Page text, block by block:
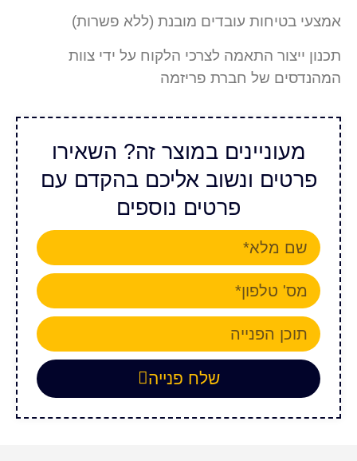
אמצעי בטיחות עובדים מובנת (ללא פשרות)
תכנון ייצור התאמה לצרכי הלקוח על ידי צוות
המהנדסים של חברת פריזמה
מעוניינים במוצר זה? השאירו
פרטים ונשוב אליכם בהקדם עם
פרטים נוספים
שלח פנייה